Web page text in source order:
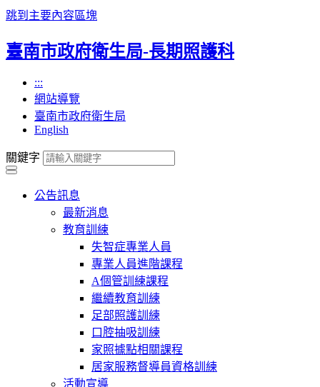
跳到主要內容區塊
臺南市政府衛生局-長期照護科
:::
網站導覽
臺南市政府衛生局
English
關鍵字
公告訊息
最新消息
教育訓練
失智症專業人員
專業人員進階課程
A個管訓練課程
繼續教育訓練
足部照護訓練
口腔抽吸訓練
家照據點相關課程
居家服務督導員資格訓練
活動宣導